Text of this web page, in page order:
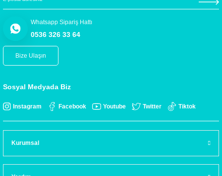
Whatsapp Sipariş Hattı
0536 326 33 64
Bize Ulaşın
Sosyal Medyada Biz
Instagram Facebook Youtube Twitter Tiktok
Kurumsal